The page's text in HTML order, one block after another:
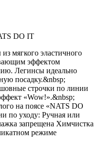
DO IT
мягкого эластичного
эффектом
Легинсы идеально
посадку.&nbsp;
строчки по линии
«Wow!».&nbsp;
на поясе «NATS DO
по уходу: Ручная или
запрещена Химчистка
режиме